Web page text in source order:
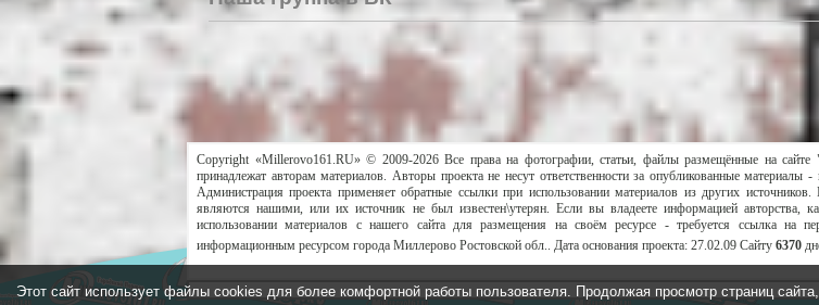
Copyright «Millerovo161.RU» © 2009-2026 Все права на фотографии, статьи, файлы размещённые на
принадлежат авторам материалов. Авторы проекта не несут ответственности за опубликованные материалы
Администрация проекта применяет обратные ссылки при использовании материалов из других
являются нашими, или их источник не был известен\утерян. Если вы владеете информацией авторства,
использовании материалов с нашего сайта для размещения на своём ресурсе - требуется ссылка на
информационным ресурсом города Миллерово Ростовской обл.. Дата основания проекта: 27.02.09 Сайту 6370
Этот сайт использует файлы cookies для более комфортной работы пользователя. Продолжая просмотр страниц